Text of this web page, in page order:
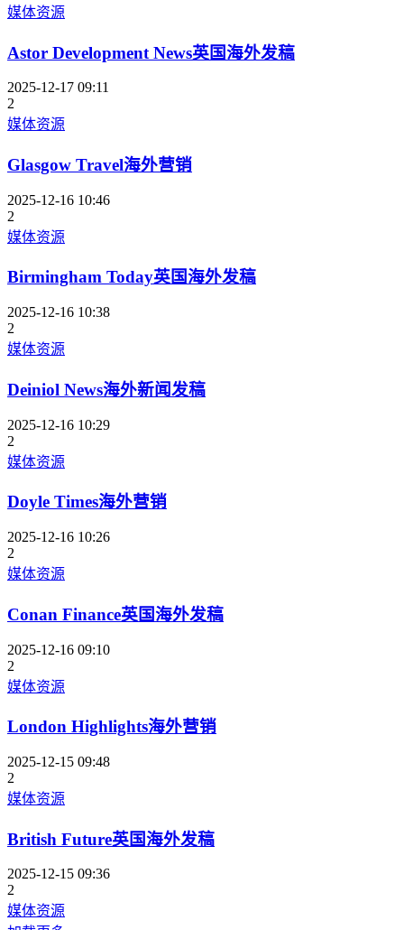
媒体资源
Astor Development News英国海外发稿
2025-12-17 09:11
2
媒体资源
Glasgow Travel海外营销
2025-12-16 10:46
2
媒体资源
Birmingham Today英国海外发稿
2025-12-16 10:38
2
媒体资源
Deiniol News海外新闻发稿
2025-12-16 10:29
2
媒体资源
Doyle Times海外营销
2025-12-16 10:26
2
媒体资源
Conan Finance英国海外发稿
2025-12-16 09:10
2
媒体资源
London Highlights海外营销
2025-12-15 09:48
2
媒体资源
British Future英国海外发稿
2025-12-15 09:36
2
媒体资源